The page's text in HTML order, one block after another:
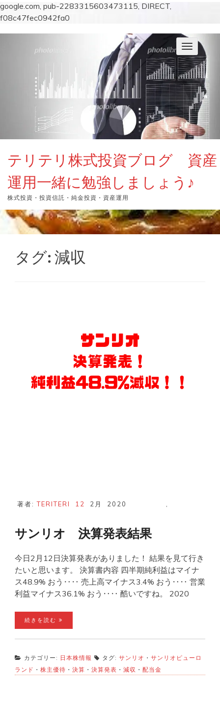
google.com, pub-2283315603473115, DIRECT,
f08c47fec0942fa0
ナ
ビ
ゲ
ー
シ
ョ
ン
を
切
り
替
テリテリ株式投資ブログ 資産
運用一緒に勉強しましょう♪
株式投資・投資信託・純金投資・資産運用
タグ: 減収
著者:TERITERI 12 2月 2020
サンリオ 決算発表結果
今日2月12日決算発表がありました！ 結果を見て行き
たいと思います。 決算書内容 四半期純利益はマイナ
ス48.9% おう‥‥ 売上高マイナス3.4% おう‥‥ 営業
利益マイナス36.1% おう‥‥ 酷いですね。 2020
続きを読む
カテゴリー: 日本株情報 タグ: サンリオ ・ サンリオピューロ
ランド ・ 株主優待 ・ 決算 ・ 決算発表 ・ 減収 ・ 配当金